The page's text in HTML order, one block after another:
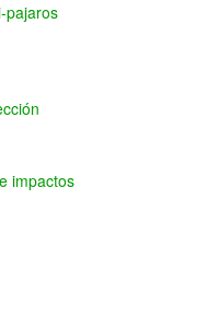
pajaros
impactos